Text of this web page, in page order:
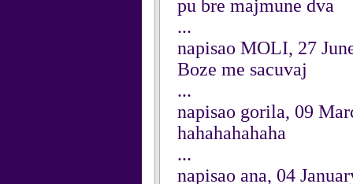
pu bre majmune dva
...
napisao MOLI, 27
Boze me sacuvaj
...
napisao gorila, 09
hahahahahaha
...
napisao ana, 04